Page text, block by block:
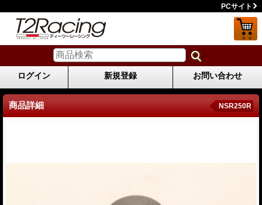
PCサイト
ログイン 新規登録 お問い合わせ
商品詳細 NSR250R